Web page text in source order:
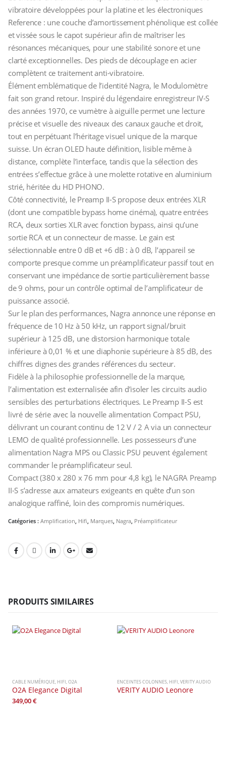
vibratoire développées pour la platine et les électroniques
Reference : une couche d’amortissement phénolique est collée
et vissée sous le capot supérieur afin de maîtriser les
résonances mécaniques, pour une stabilité sonore et une
clarté exceptionnelles. Des pieds de découplage en acier
complètent ce traitement anti-vibratoire.
Élément emblématique de l’identité Nagra, le Modulomètre
fait son grand retour. Inspiré du légendaire enregistreur IV-S
des années 1970, ce vumètre à aiguille permet une lecture
précise et visuelle des niveaux des canaux gauche et droit,
tout en perpétuant l’héritage visuel unique de la marque
suisse. Un écran OLED haute définition, lisible même à
distance, complète l’interface, tandis que la sélection des
entrées s’effectue grâce à une molette rotative en aluminium
strié, héritée du HD PHONO.
Côté connectivité, le Preamp II-S propose deux entrées XLR
(dont une compatible bypass home cinéma), quatre entrées
RCA, deux sorties XLR avec fonction bypass, ainsi qu’une
sortie RCA et un connecteur de masse. Le gain est
sélectionnable entre 0 dB et +6 dB : à 0 dB, l’appareil se
comporte presque comme un préamplificateur passif tout en
conservant une impédance de sortie particulièrement basse
de 9 ohms, pour un contrôle optimal de l’amplificateur de
puissance associé.
Sur le plan des performances, Nagra annonce une réponse en
fréquence de 10 Hz à 50 kHz, un rapport signal/bruit
supérieur à 125 dB, une distorsion harmonique totale
inférieure à 0,01 % et une diaphonie supérieure à 85 dB, des
chiffres dignes des grandes références du secteur.
Fidèle à la philosophie professionnelle de la marque,
l’alimentation est externalisée afin d’isoler les circuits audio
sensibles des perturbations électriques. Le Preamp II-S est
livré de série avec la nouvelle alimentation Compact PSU,
délivrant un courant continu de 12 V / 2 A via un connecteur
LEMO de qualité professionnelle. Les possesseurs d’une
alimentation Nagra MPS ou Classic PSU peuvent également
commander le préamplificateur seul.
Compact (380 x 280 x 76 mm pour 4,8 kg), le NAGRA Preamp
II-S s’adresse aux amateurs exigeants en quête d’un son
analogique raffiné, loin des compromis numériques.
Catégories : Amplification, Hifi, Marques, Nagra, Préamplificateur
PRODUITS SIMILAIRES
CABLE NUMÉRIQUE, HIFI,O2A
O2A Elegance Digital
349,00€
ENCEINTES COLONNES, HIFI,VERITY AUDIO
VERITY AUDIO Leonore